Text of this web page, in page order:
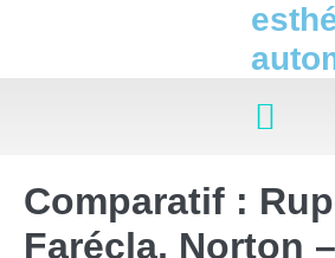
Comparatif :
Farécla, Norton